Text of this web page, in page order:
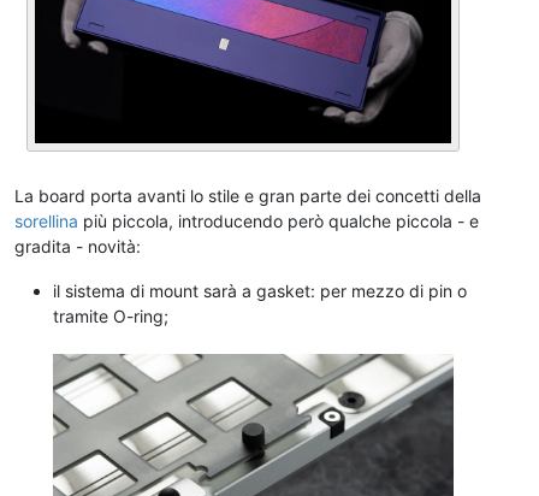
La board porta avanti lo stile e gran parte dei concetti della
sorellina più piccola, introducendo però qualche piccola - e
gradita - novità:
il sistema di mount sarà a gasket: per mezzo di pin o
tramite O-ring;